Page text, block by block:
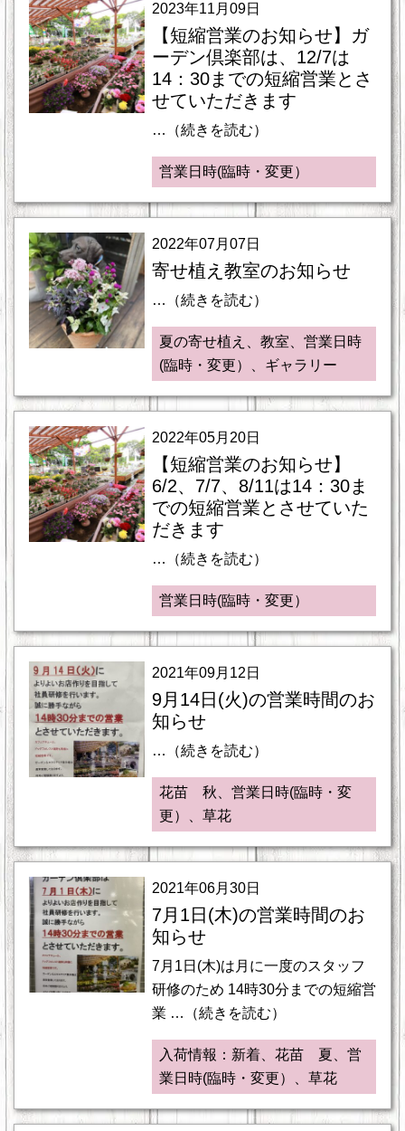
2023年11月09日
【短縮営業のお知らせ】ガ
ーデン倶楽部は、12/7は
14：30までの短縮営業とさ
せていただきます
…（続きを読む）
営業日時(臨時・変更）
2022年07月07日
寄せ植え教室のお知らせ
…（続きを読む）
夏の寄せ植え、教室、営業日時
(臨時・変更）、ギャラリー
2022年05月20日
【短縮営業のお知らせ】
6/2、7/7、8/11は14：30ま
での短縮営業とさせていた
だきます
…（続きを読む）
営業日時(臨時・変更）
2021年09月12日
9月14日(火)の営業時間のお
知らせ
…（続きを読む）
花苗 秋、営業日時(臨時・変
更）、草花
2021年06月30日
7月1日(木)の営業時間のお
知らせ
7月1日(木)は月に一度のスタッフ
研修のため 14時30分までの短縮営
業 …（続きを読む）
入荷情報：新着、花苗 夏、営
業日時(臨時・変更）、草花